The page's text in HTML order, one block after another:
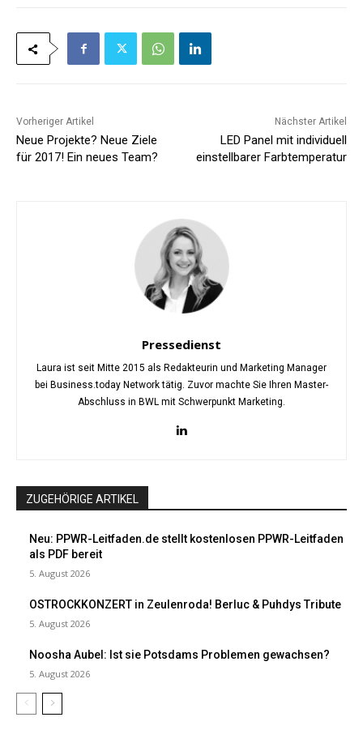
Vorheriger Artikel
Neue Projekte? Neue Ziele
für 2017! Ein neues Team?
Nächster Artikel
LED Panel mit individuell
einstellbarer Farbtemperatur
Pressedienst
Laura ist seit Mitte 2015 als Redakteurin und Marketing Manager
bei Business.today Network tätig. Zuvor machte Sie Ihren Master-
Abschluss in BWL mit Schwerpunkt Marketing.
ZUGEHÖRIGE ARTIKEL
Neu: PPWR-Leitfaden.de stellt kostenlosen PPWR-Leitfaden
als PDF bereit
5. August 2026
OSTROCKKONZERT in Zeulenroda! Berluc & Puhdys Tribute
5. August 2026
Noosha Aubel: Ist sie Potsdams Problemen gewachsen?
5. August 2026